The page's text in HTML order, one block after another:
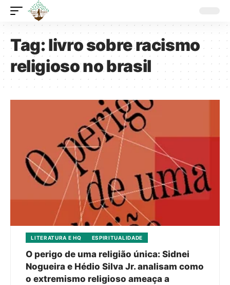
Tag:livro sobre racismo
religioso no brasil
LITERATURA E HQ ESPIRITUALIDADE
O perigo de uma religião única: Sidnei
Nogueira e Hédio Silva Jr. analisam como
o extremismo religioso ameaça a